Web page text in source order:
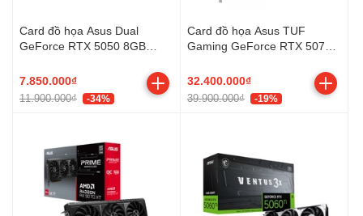
Card đồ họa Asus Dual
GeForce RTX 5050 8GB
128 bit)
7.850.000₫
11.900.000₫ -34%
Card đồ họa Asus TUF
Gaming GeForce RTX 5070
(GDDR7/ 256 bit)
32.400.000₫
39.900.000₫ -19%